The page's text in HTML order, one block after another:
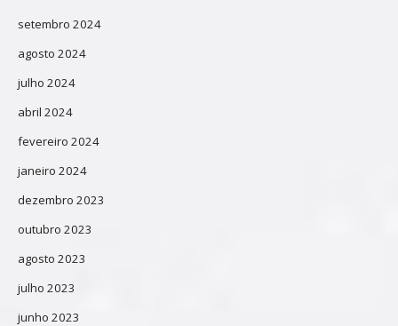
setembro 2024
agosto 2024
julho 2024
abril 2024
fevereiro 2024
janeiro 2024
dezembro 2023
outubro 2023
agosto 2023
julho 2023
junho 2023